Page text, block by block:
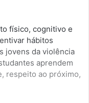
físico, cognitivo e
hábitos
jovens da violência
aprendem
respeito ao próximo,